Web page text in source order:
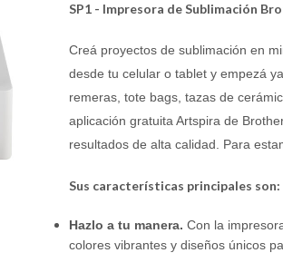
SP1 - Impresora de Sublimación
Creá proyectos de sublimación en
desde tu celular o tablet y empezá
remeras, tote bags, tazas de
aplicación gratuita Artspira de
resultados de alta calidad. Para
Sus características principales son:
Hazlo a tu manera. Con la
colores vibrantes y diseños únicos